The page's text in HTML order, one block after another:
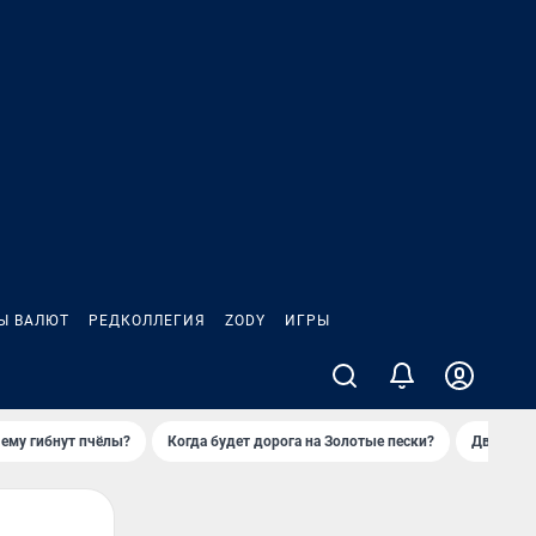
ВАЛЮТ РЕДКОЛЛЕГИЯ ZODY ИГРЫ
гибнут пчёлы? Когда будет дорога на Золотые пески? Двое